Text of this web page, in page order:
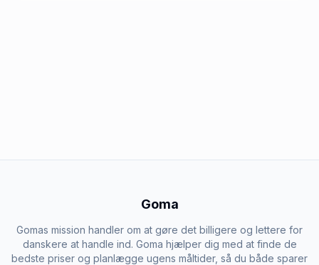
Goma
Gomas mission handler om at gøre det billigere og lettere for
danskere at handle ind. Goma hjælper dig med at finde de
bedste priser og planlægge ugens måltider, så du både sparer